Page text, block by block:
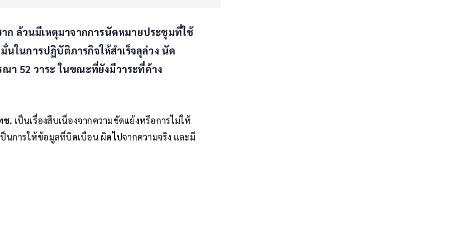
ก ล้วนมีเหตุมาจากการนัดหมายประชุมที่ใช้
ในการปฏิบัติภารกิจให้สำเร็จลุล่วง นัด
า 52 วาระ ในขณะที่ยังมีวาระที่ค้าง
ช. เป็นเรื่องสืบเนื่องจากความขัดแย้งหรือการไม่ให้
นการให้ข้อมูลที่บิดเบือน ผิดไปจากความจริง และมี